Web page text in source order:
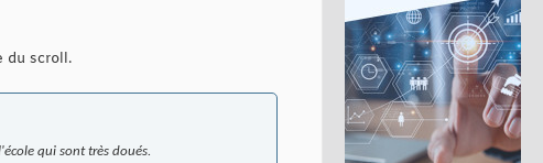
du scroll.
qui sont très doués.